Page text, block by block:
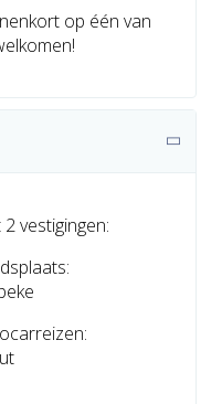
op één van
vestigingen: